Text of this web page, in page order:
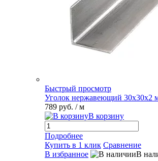
Быстрый просмотр
Уголок нержавеющий 30х30х2
789 руб. / м
В корзину
Подробнее
Купить в 1 клик Сравнение
В избранное
В